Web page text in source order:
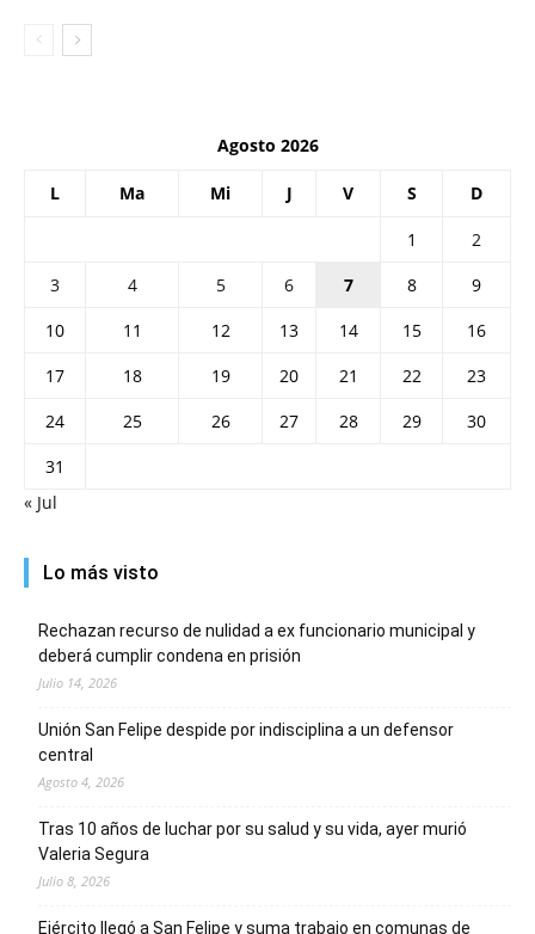
Agosto 2026
L Ma Mi J V S D
1
2
3
4 5 6 7 8
9
10
11 12 13 14 15
16
17
18 19 20 21 22
23
24
25 26 27 28 29
30
31
« Jul
Lo más visto
Rechazan recurso de nulidad a ex funcionario municipal y
deberá cumplir condena en prisión
Julio 14, 2026
Unión San Felipe despide por indisciplina a un defensor
central
Agosto 4, 2026
Tras 10 años de luchar por su salud y su vida, ayer murió
Valeria Segura
Julio 8, 2026
Ejército llegó a San Felipe y suma trabajo en comunas de